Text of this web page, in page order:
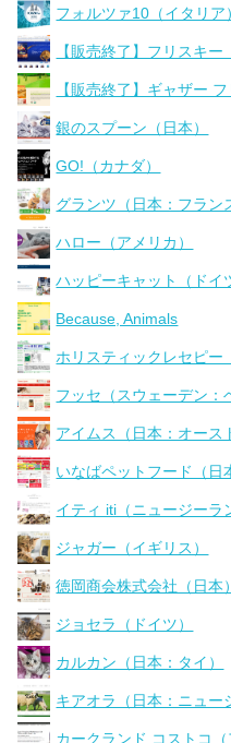
フォルツァ10（イタリア
【販売終了】フリスキー
【販売終了】ギャザー
銀のスプーン（日本）
GO!（カナダ）
グランツ（日本：フラン
ハロー（アメリカ）
ハッピーキャット（ドイ
Because, Animals
ホリスティックレセピー
フッセ（スウェーデン：
アイムス（日本：オース
いなばペットフード（日
イティ iti（ニュージーラ
ジャガー（イギリス）
徳岡商会株式会社（日本）
ジョセラ（ドイツ）
カルカン（日本：タイ）
キアオラ（日本：ニュー
カークランド コストコ（